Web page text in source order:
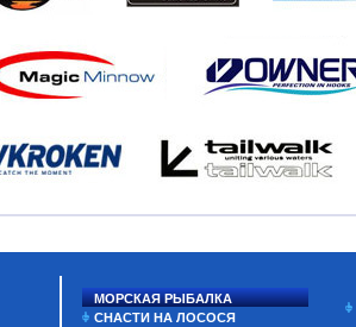
МОРСКАЯ РЫБАЛКА
СНАСТИ НА ЛОСОСЯ